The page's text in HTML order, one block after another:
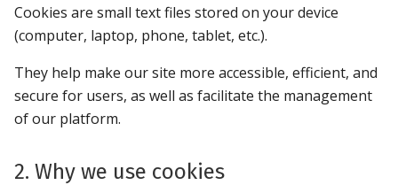
Cookies are small text files stored on your device
(computer, laptop, phone, tablet, etc.).
They help make our site more accessible, efficient, and
secure for users, as well as facilitate the management
of our platform.
2. Why we use cookies